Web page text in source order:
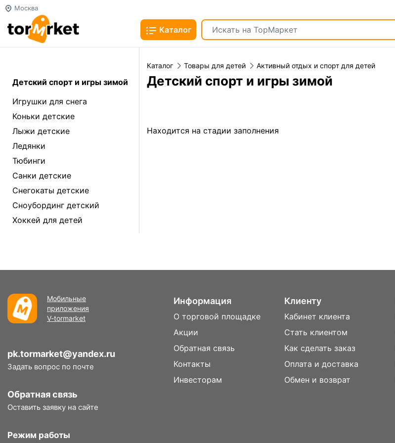
Москва
Каталог
Детский спорт и игры зимой
Игрушки для снега
Коньки детские
Лыжи детские
Ледянки
Тюбинги
Санки детские
Снегокаты детские
Сноубординг детский
Хоккей для детей
Каталог Товары для детей Активный отдых и спорт для детей
Детский спорт и игры зимой
Находится на стадии заполнения
Мобильные
приложения
V-tormarket
pk.tormarket@yandex.ru
Задать вопрос по почте
Обратная связь
Оставить заявку на сайте
Режим работы
Информация
О торговой площадке
Акции
Обратная связь
Контакты
Инвесторам
Клиенту
Кабинет клиента
Стать клиентом
Как сделать заказ
Оплата и доставка
Обмен и возврат